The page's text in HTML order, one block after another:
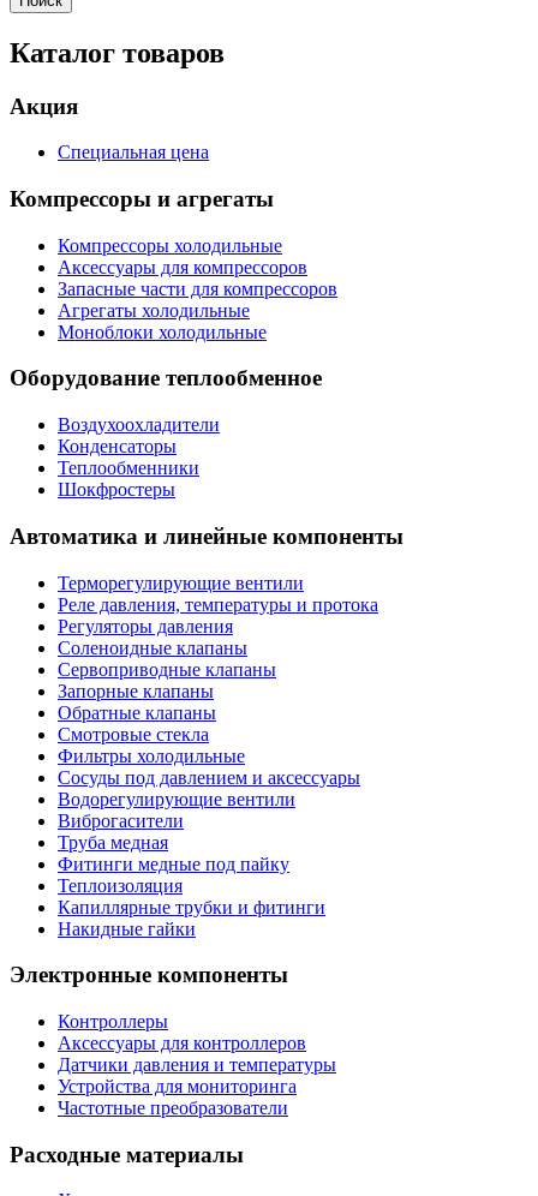
Каталог товаров
Акция
Специальная цена
Компрессоры и агрегаты
Компрессоры холодильные
Аксессуары для компрессоров
Запасные части для компрессоров
Агрегаты холодильные
Моноблоки холодильные
Оборудование теплообменное
Воздухоохладители
Конденсаторы
Теплообменники
Шокфростеры
Автоматика и линейные компоненты
Терморегулирующие вентили
Реле давления, температуры и протока
Регуляторы давления
Соленоидные клапаны
Сервоприводные клапаны
Запорные клапаны
Обратные клапаны
Смотровые стекла
Фильтры холодильные
Сосуды под давлением и аксессуары
Водорегулирующие вентили
Виброгасители
Труба медная
Фитинги медные под пайку
Теплоизоляция
Капиллярные трубки и фитинги
Накидные гайки
Электронные компоненты
Контроллеры
Аксессуары для контроллеров
Датчики давления и температуры
Устройства для мониторинга
Частотные преобразователи
Расходные материалы